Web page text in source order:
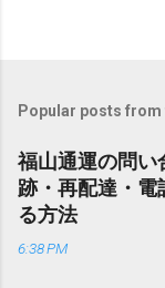
Popular posts
福山通運の問い
跡・再配達・電
る方法
6:38 PM